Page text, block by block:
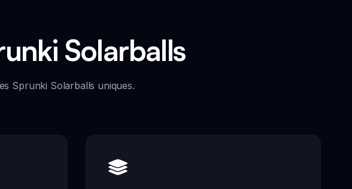
Solarballs
Sprunki Solarballs uniques.